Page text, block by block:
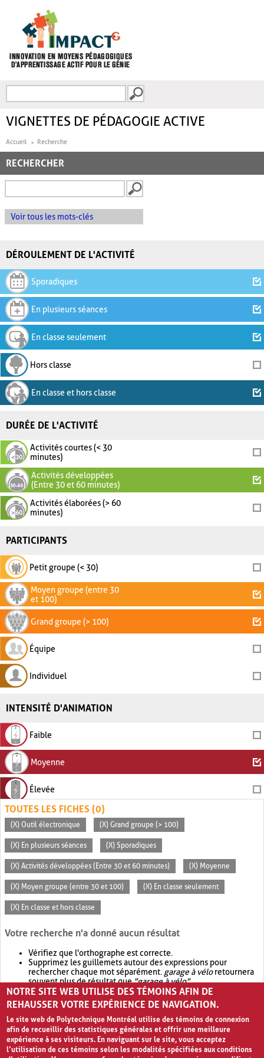
FORMULAIRE DE
VIGNETTES DE PÉDAGOGIE ACTIVE
Accueil Recherche
RECHERCHER
Voir tous les mots-clés
DÉROULEMENT DE L'ACTIVITÉ
Sporadiques
En plusieurs séances
En classe seulement
Hors classe
En classe et hors classe
DURÉE DE L'ACTIVITÉ
Activités courtes (< 30
minutes)
Activités développées
(Entre 30 et 60 minutes)
Activités élaborées (> 60
minutes)
PARTICIPANTS
Petit groupe (< 30)
Moyen groupe (entre 30
et 100)
Grand groupe (> 100)
Équipe
Individuel
INTENSITÉ D'ANIMATION
Faible
Moyenne
Élevée
TOUTES LES FICHES (0)
(X) Outil électronique (X) Grand groupe (> 100)
(X) En plusieurs séances (X) Sporadiques
(X) Activités développées (Entre 30 et 60 minutes) (X) Moyenne
(X) Moyen groupe (entre 30 et 100) (X) En classe seulement
(X) En classe et hors classe
Votre recherche n'a donné aucun résultat
Vérifiez que l'orthographe est correcte.
Supprimez les guillemets autour des expressions pour
rechercher chaque mot séparément. garage à véloretournera
souvent plus de résultat que"garage à vélo".
Envisagez d'élargir votre recherche avec OR.garage OR vélo
retournera souvent plus de résultat quegarage à vélo
NOTRE SITE WEB UTILISE DES TÉMOINS AFIN DE
REHAUSSER VOTRE EXPÉRIENCE DE NAVIGATION.
Le site web de Polytechnique Montréal utilise des témoins de connexion
afin de recueillir des statistiques générales et offrir une meilleure
expérience à ses visiteurs. En naviguant sur le site, vous acceptez
l’utilisation de ces témoins selon les modalités spécifiées aux conditions